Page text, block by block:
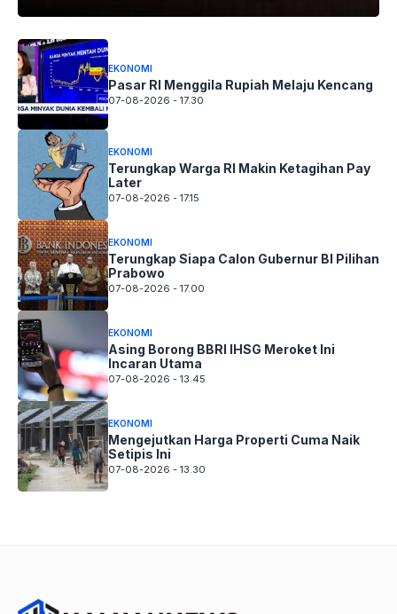
EKONOMI
Pasar RI Menggila Rupiah Melaju Kencang
07-08-2026 - 17.30
EKONOMI
Terungkap Warga RI Makin Ketagihan Pay
Later
07-08-2026 - 17.15
EKONOMI
Terungkap Siapa Calon Gubernur BI Pilihan
Prabowo
07-08-2026 - 17.00
EKONOMI
Asing Borong BBRI IHSG Meroket Ini
Incaran Utama
07-08-2026 - 13.45
EKONOMI
Mengejutkan Harga Properti Cuma Naik
Setipis Ini
07-08-2026 - 13.30